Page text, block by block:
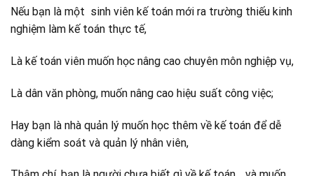
Nếu bạn là một sinh viên kế toán mới ra trường thiếu kinh
nghiệm làm kế toán thực tế,
Là kế toán viên muốn học nâng cao chuyên môn nghiệp vụ,
Là dân văn phòng, muốn nâng cao hiệu suất công việc;
Hay bạn là nhà quản lý muốn học thêm về kế toán để dễ
dàng kiểm soát và quản lý nhân viên,